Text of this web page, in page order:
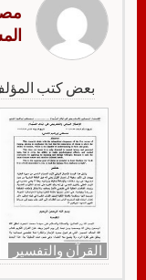
بعض كتب
القرآن والتفسير